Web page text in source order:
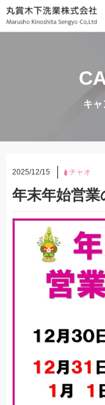
キ
2025/12/15 チャオ
年末年始営業